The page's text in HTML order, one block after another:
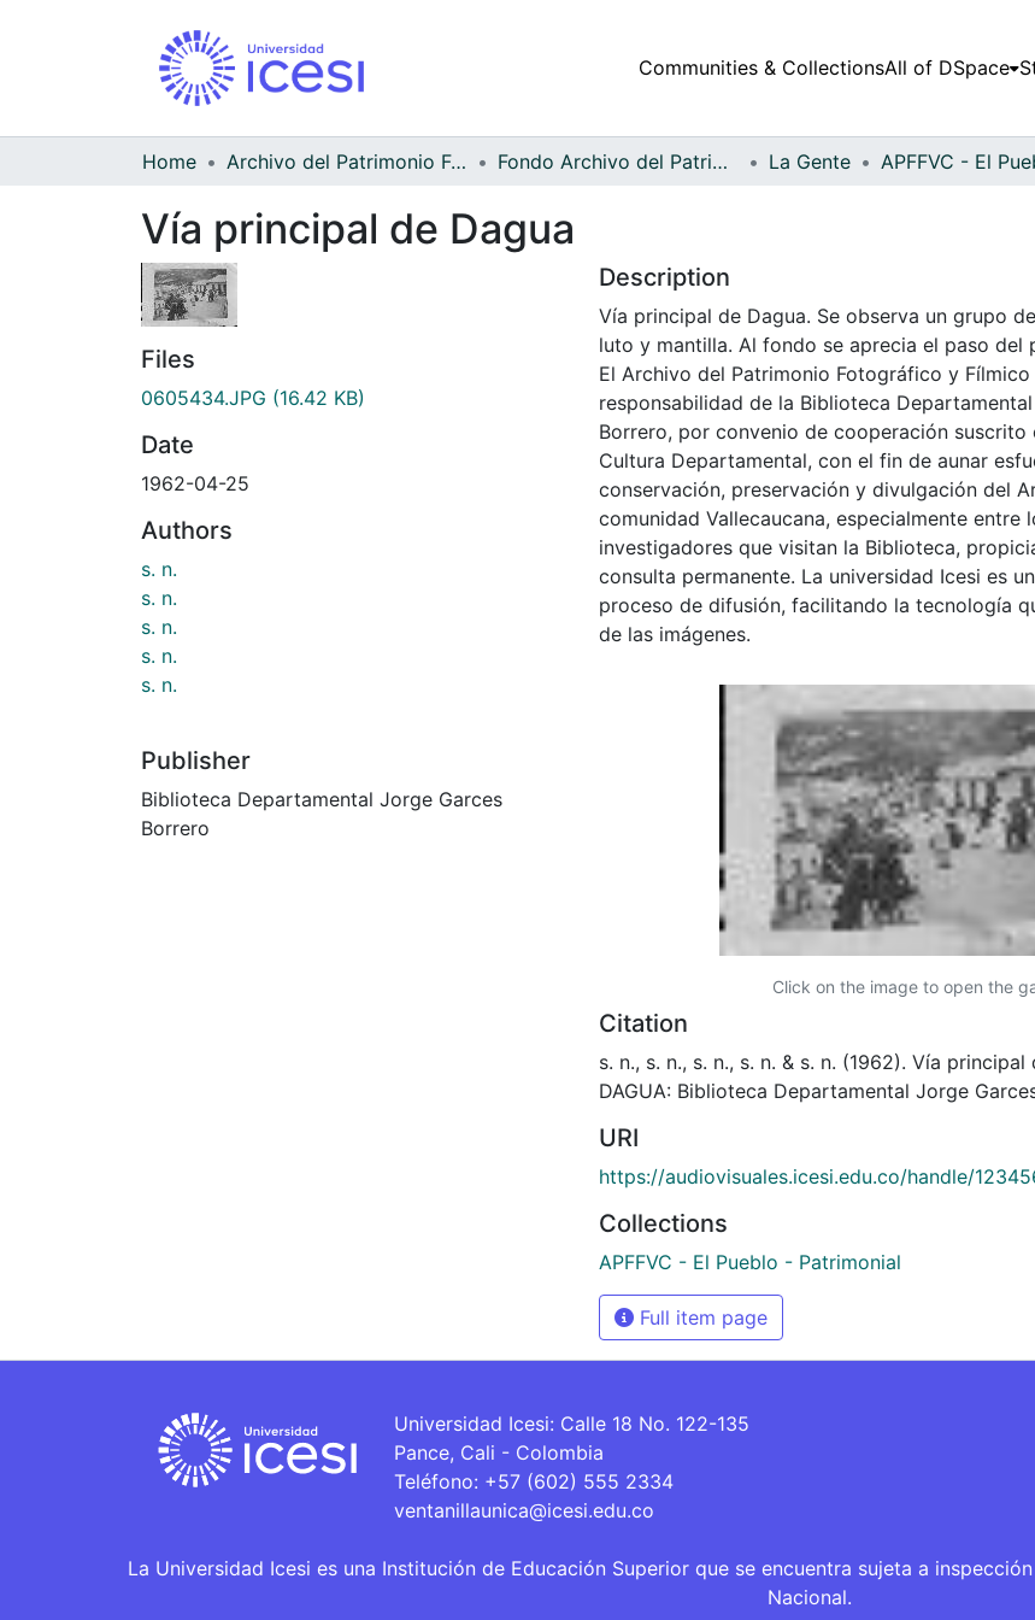
Communities & CollectionsAll of DSpace
Home Archivo del Patrimonio Fotográfico y Fílmico del Valle del Cauca Fondo Archivo del Patrimonio Fotográfico y Fílmico del Valle del Cauca La Gente
Vía principal de Dagua
Files
0605434.JPG (16.42 KB)
Date
1962-04-25
Authors
s. n.
s. n.
s. n.
s. n.
s. n.
Publisher
Biblioteca Departamental Jorge Garces
Borrero
Description
Vía principal de Dagua. Se observa un grupo
luto y mantilla. Al fondo se aprecia el paso del
El Archivo del Patrimonio Fotográfico y
responsabilidad de la Biblioteca
Borrero, por convenio de cooperación suscrito
Cultura Departamental, con el fin de aunar
conservación, preservación y divulgación del
comunidad Vallecaucana, especialmente entre
investigadores que visitan la Biblioteca,
consulta permanente. La universidad Icesi es
proceso de difusión, facilitando la tecnología
de las imágenes.
Click on the image to open the
Citation
s. n., s. n., s. n., s. n. & s. n. (1962). Vía
DAGUA: Biblioteca Departamental Jorge
URI
https://audiovisuales.icesi.edu.co/handle/
Collections
APFFVC - El Pueblo - Patrimonial
Full item page
Universidad Icesi: Calle 18 No. 122-135
Pance, Cali - Colombia
Teléfono: +57 (602) 555 2334
ventanillaunica@icesi.edu.co
La Universidad Icesi es una Institución de Educación Superior que se encuentra sujeta a
Nacional.